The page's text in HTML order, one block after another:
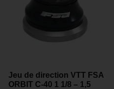
Jeu de direction VTT FSA
ORBIT C-40 1 1/8 – 1,5